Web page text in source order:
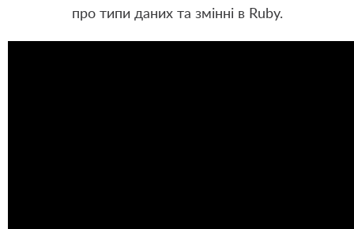
про типи даних та змінні в Ruby.